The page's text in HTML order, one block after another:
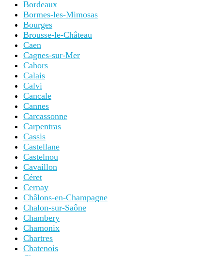
Bordeaux
Bormes-les-Mimosas
Bourges
Brousse-le-Château
Caen
Cagnes-sur-Mer
Cahors
Calais
Calvi
Cancale
Cannes
Carcassonne
Carpentras
Cassis
Castellane
Castelnou
Cavaillon
Céret
Cernay
Châlons-en-Champagne
Chalon-sur-Saône
Chambery
Chamonix
Chartres
Chatenois